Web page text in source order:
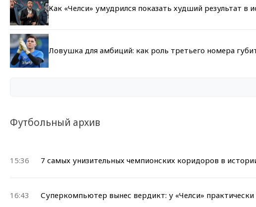
Как «Челси» умудрился показать худший результат в
Ловушка для амбиций: как роль третьего номера
Футбольный архив
15:36 7 самых унизительных чемпионских коридоров в
16:43 Суперкомпьютер вынес вердикт: у «Челси»